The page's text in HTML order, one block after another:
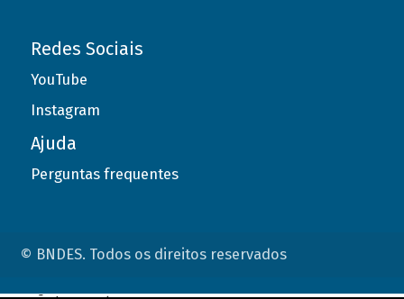
Redes Sociais
YouTube
Instagram
Ajuda
Perguntas frequentes
© BNDES. Todos os direitos reservados